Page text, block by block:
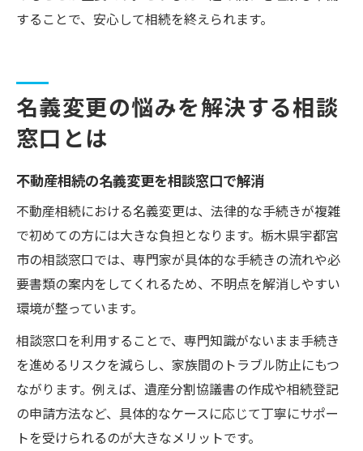
することで、安心して相続を終えられます。
名義変更の悩みを解決する相談
窓口とは
不動産相続の名義変更を相談窓口で解消
不動産相続における名義変更は、法律的な手続きが複雑
で初めての方には大きな負担となります。栃木県宇都宮
市の相談窓口では、専門家が具体的な手続きの流れや必
要書類の案内をしてくれるため、不明点を解消しやすい
環境が整っています。
相談窓口を利用することで、専門知識がないまま手続き
を進めるリスクを減らし、家族間のトラブル防止にもつ
ながります。例えば、遺産分割協議書の作成や相続登記
の申請方法など、具体的なケースに応じて丁寧にサポー
トを受けられるのが大きなメリットです。